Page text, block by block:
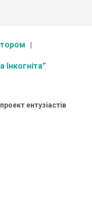
Інкогніта”
ентузіастів